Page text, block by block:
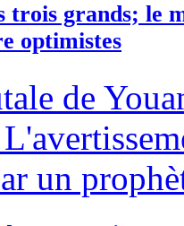
trois grands; le
optimistes